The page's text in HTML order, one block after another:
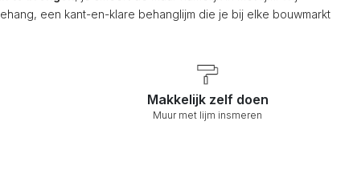
een kant-en-klare behanglijm die je bij elke bouwmarkt
Makkelijk zelf doen
Muur met lijm insmeren